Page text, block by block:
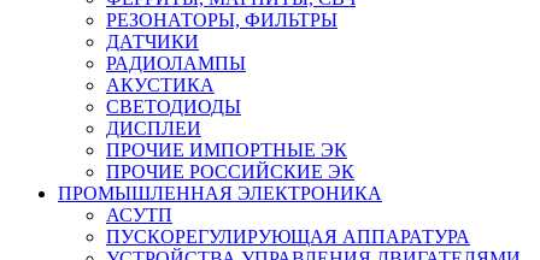
РЕЗОНАТОРЫ, ФИЛЬТРЫ
ДАТЧИКИ
РАДИОЛАМПЫ
АКУСТИКА
СВЕТОДИОДЫ
ДИСПЛЕИ
ПРОЧИЕ ИМПОРТНЫЕ ЭК
ПРОЧИЕ РОССИЙСКИЕ ЭК
ПРОМЫШЛЕННАЯ ЭЛЕКТРОНИКА
АСУТП
ПУСКОРЕГУЛИРУЮЩАЯ АППАРАТУРА